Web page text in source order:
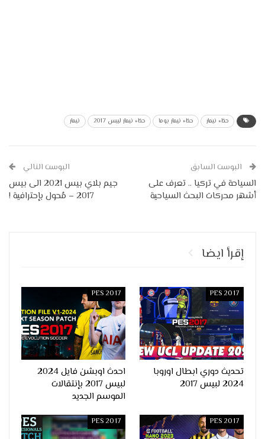
حذاء نيمار حذاء نيمار بوما حذاء نيمار لبيس 2017 نيمار
البوست السابق
السياحة في تركيا .. تعرف على
أشهر محركات البحث السياحية
البوست التالي
جيم بلاي بيس 2021 الى بيس
2017 – مُحول بإحترافية !
إقرأ ايضا
PES 2017
تحديث دوري ابطال اوروبا
2024 لبيس 2017
PES 2017
احدث اوبشن فايل 2024
لبيس 2017 بإنتقالات
الموسم الجديد
PES 2017
PES 2017